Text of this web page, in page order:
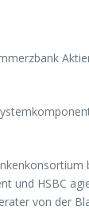
und HSBC
von der